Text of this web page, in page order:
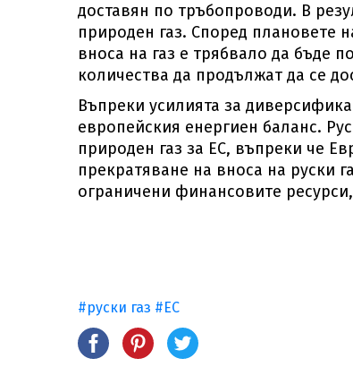
доставян по тръбопроводи. В
природен газ. Според плановете
вноса на газ е трябвало да бъде
количества да продължат да се
Въпреки усилията за
европейския енергиен баланс.
природен газ за ЕС, въпреки че
прекратяване на вноса на руски
ограничени финансовите
#руски газ #ЕС